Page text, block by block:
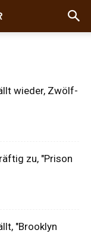
wieder, Zwölf-
zu, "Prison
"Brooklyn